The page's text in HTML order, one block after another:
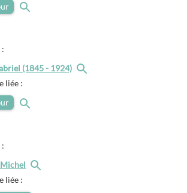
(1845 - 1924)
liée :
liée :